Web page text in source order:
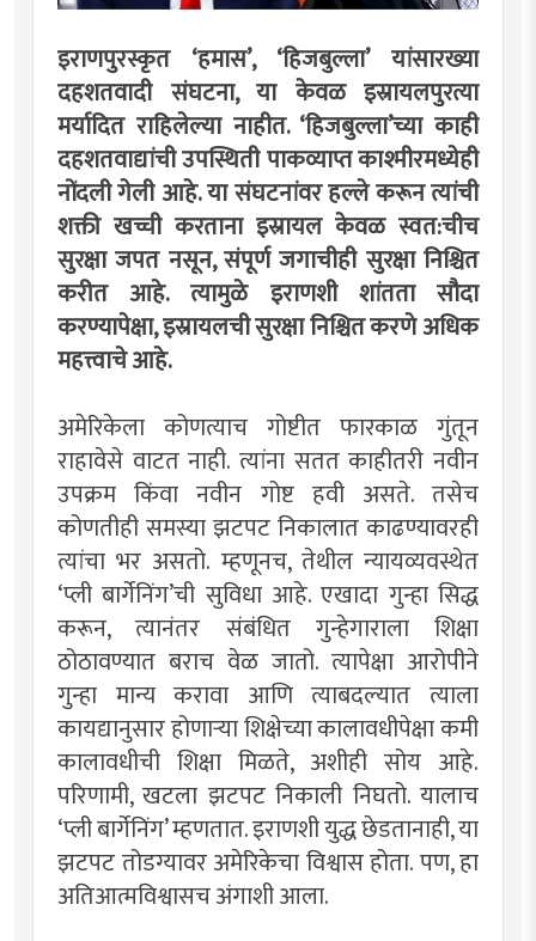
इराणपुरस्कृत ‘हमास’, ‘हिजबुल्ला’ यांसारख्या
दहशतवादी संघटना, या केवळ इस्रायलपुरत्या
मर्यादित राहिलेल्या नाहीत. ‘हिजबुल्ला’च्या काही
दहशतवाद्यांची उपस्थिती पाकव्याप्त काश्मीरमध्येही
नोंदली गेली आहे. या संघटनांवर हल्ले करून त्यांची
शक्ती खच्ची करताना इस्रायल केवळ स्वत:चीच
सुरक्षा जपत नसून, संपूर्ण जगाचीही सुरक्षा निश्चित
करीत आहे. त्यामुळे इराणशी शांतता सौदा
करण्यापेक्षा, इस्रायलची सुरक्षा निश्चित करणे अधिक
महत्त्वाचे आहे.
अमेरिकेला कोणत्याच गोष्टीत फारकाळ गुंतून
राहावेसे वाटत नाही. त्यांना सतत काहीतरी नवीन
उपक्रम किंवा नवीन गोष्ट हवी असते. तसेच
कोणतीही समस्या झटपट निकालात काढण्यावरही
त्यांचा भर असतो. म्हणूनच, तेथील न्यायव्यवस्थेत
‘प्ली बार्गेनिंग’ची सुविधा आहे. एखादा गुन्हा सिद्ध
करून, त्यानंतर संबंधित गुन्हेगाराला शिक्षा
ठोठावण्यात बराच वेळ जातो. त्यापेक्षा आरोपीने
गुन्हा मान्य करावा आणि त्याबदल्यात त्याला
कायद्यानुसार होणार्‍या शिक्षेच्या कालावधीपेक्षा कमी
कालावधीची शिक्षा मिळते, अशीही सोय आहे.
परिणामी, खटला झटपट निकाली निघतो. यालाच
‘प्ली बार्गेनिंग’ म्हणतात. इराणशी युद्ध छेडतानाही, या
झटपट तोडग्यावर अमेरिकेचा विश्वास होता. पण, हा
अतिआत्मविश्वासच अंगाशी आला.